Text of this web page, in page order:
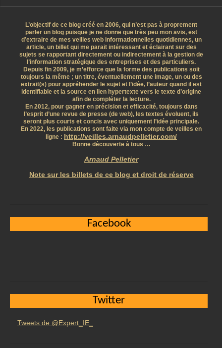
L’objectif de ce blog créé en 2006, qui n’est pas à proprement
parler un blog puisque je ne donne que très peu mon avis, est
d’extraire de mes veilles web informationnelles quotidiennes, un
article, un billet qui me parait intéressant et éclairant sur des
sujets se rapportant directement ou indirectement à la gestion de
l’information stratégique des entreprises et des particuliers.
Depuis fin 2009, je m’efforce que la forme des publications soit
toujours la même ; un titre, éventuellement une image, un ou des
extrait(s) pour appréhender le sujet et l’idée, l’auteur quand il est
identifiable et la source en lien hypertexte vers le texte d’origine
afin de compléter la lecture.
En 2012, pour gagner en précision et efficacité, toujours dans
l’esprit d’une revue de presse (de web), les textes évoluent, ils
seront plus courts et concis avec uniquement l’idée principale.
En 2022, les publications sont faite via mon compte de veilles en
ligne : http://veilles.arnaudpelletier.com/
Bonne découverte à tous …
Arnaud Pelletier
Note sur les billets de ce blog et droit de réserve
Facebook
Twitter
Tweets de @Expert_IE_